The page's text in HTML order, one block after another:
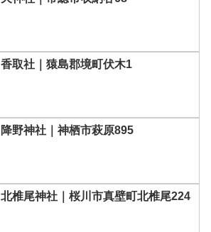
香取社｜猿島郡境町伏木1
降野神社｜神栖市萩原895
北椎尾神社｜桜川市真壁町北椎尾224